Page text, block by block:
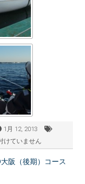
1月 12, 2013
けていません
阪（後期）コース